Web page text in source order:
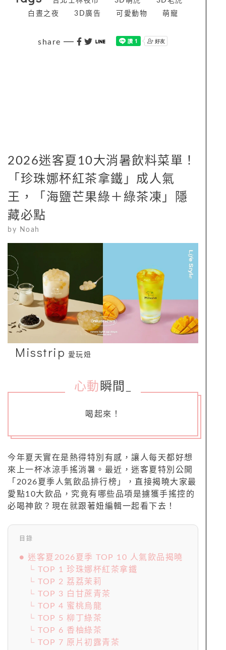
白晝之夜
3D廣告 可愛動物 萌寵
share
2026迷客夏10大消暑飲料菜單！
「珍珠娜杯紅茶拿鐵」成人氣
王，「海鹽芒果綠＋綠茶凍」隱
藏必點
by Noah
Misstrip 愛玩妞
心動 瞬間
喝起來！
今年夏天實在是熱得特別有感，讓人每天都好想
來上一杯冰涼手搖消暑。最近，迷客夏特別公開
「2026夏季人氣飲品排行榜」，直接揭曉大家最
愛點10大飲品，究竟有哪些品項是擄獲手搖控的
必喝神飲？現在就跟著妞編輯一起看下去！
目錄
● 迷客夏2026夏季 TOP 10 人氣飲品揭曉
└ TOP 1 珍珠娜杯紅茶拿鐵
└ TOP 2 荔荔茉莉
└ TOP 3 白甘蔗青茶
└ TOP 4 蜜桃烏龍
└ TOP 5 柳丁綠茶
└ TOP 6 香柚綠茶
└ TOP 7 原片初露青茶